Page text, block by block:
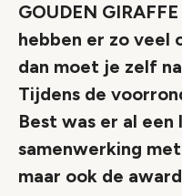
GOUDEN
hebben er zo veel
dan moet je zelf
Tijdens de
Best was er al een
samenwerking
maar ook de